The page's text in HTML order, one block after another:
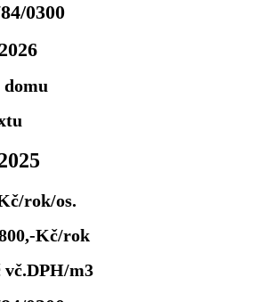
0300
rok/os.
Kč/rok
vč.DPH/m3